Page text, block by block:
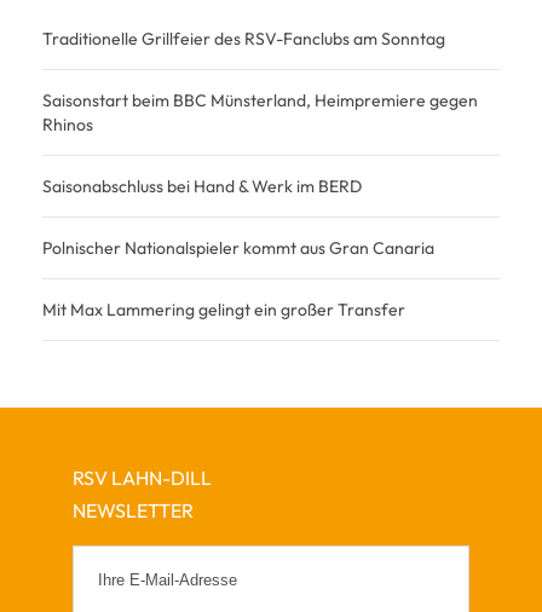
Traditionelle Grillfeier des RSV-Fanclubs am Sonntag
Saisonstart beim BBC Münsterland, Heimpremiere gegen
Rhinos
Saisonabschluss bei Hand & Werk im BERD
Polnischer Nationalspieler kommt aus Gran Canaria
Mit Max Lammering gelingt ein großer Transfer
RSV LAHN-DILL
NEWSLETTER